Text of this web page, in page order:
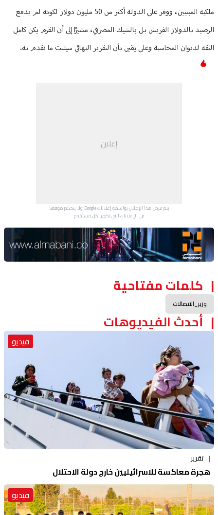
ملكية المبنيين، ووفر على الدولة أكثر من 50 مليون دولار لكونه لم يدفع
الرصيد بالدولار الفريش بل بالشيك المصرفي، مشيرًا إلى أن القرم يكن كامل
الثقة لديوان المحاسبة وعلى يقين بأن التقرير النهائي سيثبت ما تقدم به.
إعلان
يتم عرض هذا الإعلان بواسطة إعلانات Google، ولا يتحكم موقعنا
في الإعلانات التي تظهر لكل مستخدم.
Advertisement Section
كلمات مفتاحية
وزير_الاتصالات
أحدث الفيديوهات
فيديو
تقرير
هجرة معاكسة للاسرائيليين خارج دولة الاحتلال
فيديو